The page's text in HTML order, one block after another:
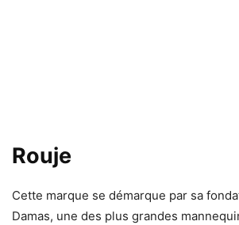
Rouje
Cette marque se démarque par sa
Damas, une des plus grandes